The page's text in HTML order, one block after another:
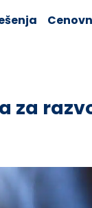
za